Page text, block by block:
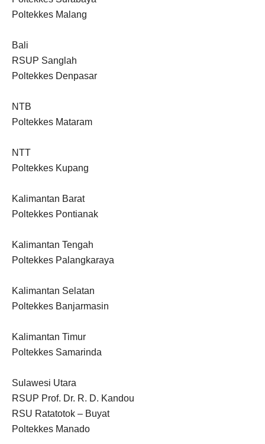
Poltekkes Malang
Bali
RSUP Sanglah
Poltekkes Denpasar
NTB
Poltekkes Mataram
NTT
Poltekkes Kupang
Kalimantan Barat
Poltekkes Pontianak
Kalimantan Tengah
Poltekkes Palangkaraya
Kalimantan Selatan
Poltekkes Banjarmasin
Kalimantan Timur
Poltekkes Samarinda
Sulawesi Utara
RSUP Prof. Dr. R. D. Kandou
RSU Ratatotok – Buyat
Poltekkes Manado